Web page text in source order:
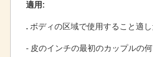
適用:
. ボディの区域で使用すること適し
- 皮のインチの最初のカップルの